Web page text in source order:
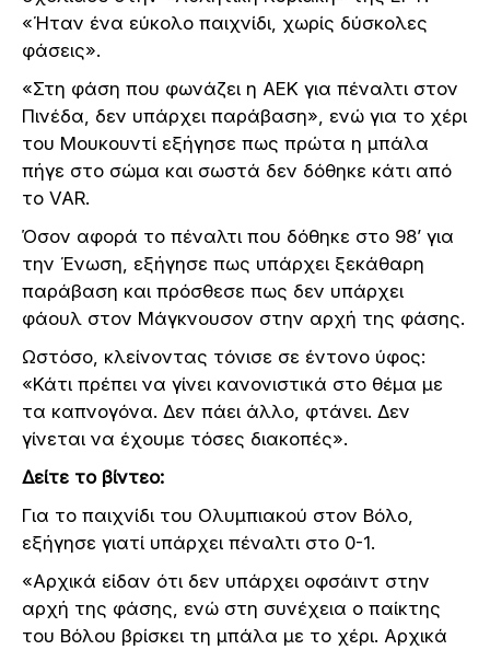
«Ήταν ένα εύκολο παιχνίδι, χωρίς δύσκολες
φάσεις».
«Στη φάση που φωνάζει η ΑΕΚ για πέναλτι στον
Πινέδα, δεν υπάρχει παράβαση», ενώ για το χέρι
του Μουκουντί εξήγησε πως πρώτα η μπάλα
πήγε στο σώμα και σωστά δεν δόθηκε κάτι από
το VAR.
Όσον αφορά το πέναλτι που δόθηκε στο 98’ για
την Ένωση, εξήγησε πως υπάρχει ξεκάθαρη
παράβαση και πρόσθεσε πως δεν υπάρχει
φάουλ στον Μάγκνουσον στην αρχή της φάσης.
Ωστόσο, κλείνοντας τόνισε σε έντονο ύφος:
«Κάτι πρέπει να γίνει κανονιστικά στο θέμα με
τα καπνογόνα. Δεν πάει άλλο, φτάνει. Δεν
γίνεται να έχουμε τόσες διακοπές».
Δείτε το βίντεο:
Για το παιχνίδι του Ολυμπιακού στον Βόλο,
εξήγησε γιατί υπάρχει πέναλτι στο 0-1.
«Αρχικά είδαν ότι δεν υπάρχει οφσάιντ στην
αρχή της φάσης, ενώ στη συνέχεια ο παίκτης
του Βόλου βρίσκει τη μπάλα με το χέρι. Αρχικά